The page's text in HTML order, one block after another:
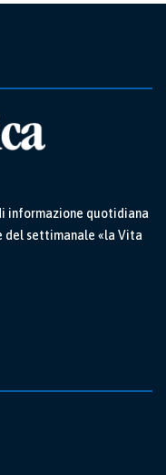
informazione quotidiana
settimanale «la Vita